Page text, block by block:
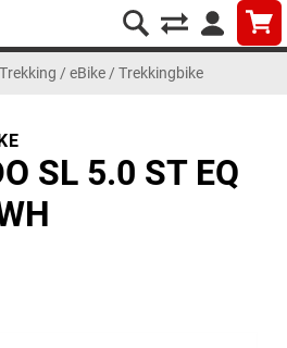
Trekking / eBike / Trekkingbike
SL 5.0 ST EQ